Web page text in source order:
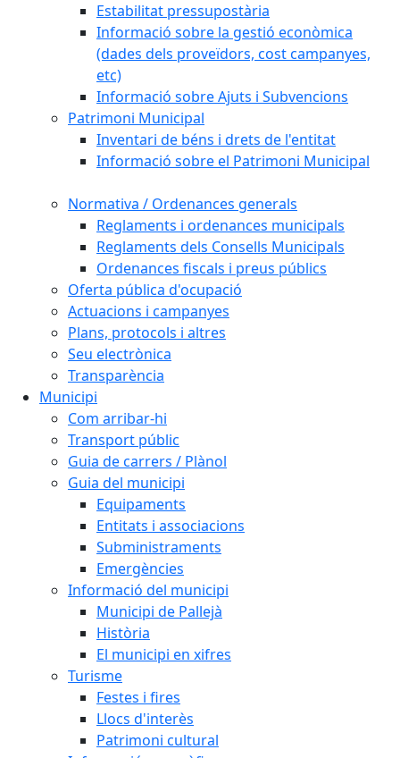
Estabilitat pressupostària
Informació sobre la gestió econòmica
(dades dels proveïdors, cost campanyes,
etc)
Informació sobre Ajuts i Subvencions
Patrimoni Municipal
Inventari de béns i drets de l'entitat
Informació sobre el Patrimoni Municipal
Normativa / Ordenances generals
Reglaments i ordenances municipals
Reglaments dels Consells Municipals
Ordenances fiscals i preus públics
Oferta pública d'ocupació
Actuacions i campanyes
Plans, protocols i altres
Seu electrònica
Transparència
Municipi
Com arribar-hi
Transport públic
Guia de carrers / Plànol
Guia del municipi
Equipaments
Entitats i associacions
Subministraments
Emergències
Informació del municipi
Municipi de Pallejà
Història
El municipi en xifres
Turisme
Festes i fires
Llocs d'interès
Patrimoni cultural